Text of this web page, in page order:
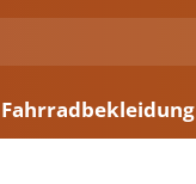
Fahrradbekleidung